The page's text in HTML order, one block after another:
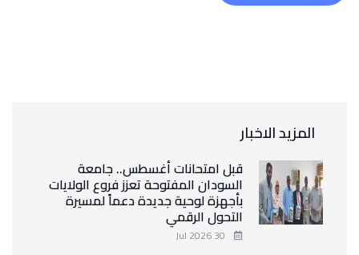
المزيد الاخبار
قبل امتحانات أغسطس.. جامعة
السودان المفتوحة تعزز فروع الولايات
بأجهزة لوحية جديدة دعماً لمسيرة
التحول الرقمي